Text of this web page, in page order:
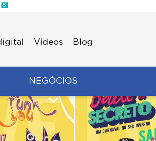
5
Vídeos Blog
NEGÓCIOS